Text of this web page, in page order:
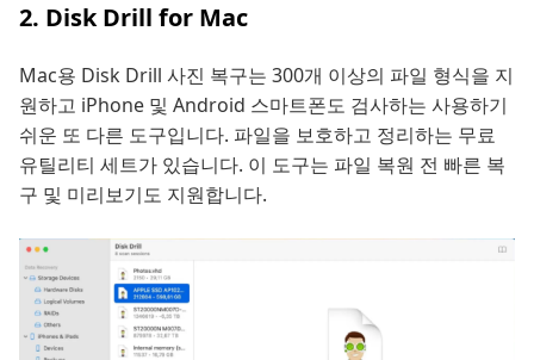
2. Disk Drill for Mac
Mac용 Disk Drill 사진 복구는 300개 이상의 파일 형식을 지
원하고 iPhone 및 Android 스마트폰도 검사하는 사용하기
쉬운 또 다른 도구입니다. 파일을 보호하고 정리하는 무료
유틸리티 세트가 있습니다. 이 도구는 파일 복원 전 빠른 복
구 및 미리보기도 지원합니다.